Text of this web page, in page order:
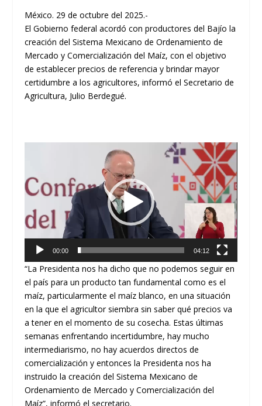
México. 29 de octubre del 2025.-
El Gobierno federal acordó con productores del Bajío la
creación del Sistema Mexicano de Ordenamiento de
Mercado y Comercialización del Maíz, con el objetivo
de establecer precios de referencia y brindar mayor
certidumbre a los agricultores, informó el Secretario de
Agricultura, Julio Berdegué.
vídeo
00:00 04:12
“La Presidenta nos ha dicho que no podemos seguir en
el país para un producto tan fundamental como es el
maíz, particularmente el maíz blanco, en una situación
en la que el agricultor siembra sin saber qué precios va
a tener en el momento de su cosecha. Estas últimas
semanas enfrentando incertidumbre, hay mucho
intermediarismo, no hay acuerdos directos de
comercialización y entonces la Presidenta nos ha
instruido la creación del Sistema Mexicano de
Ordenamiento de Mercado y Comercialización del
Maíz”, informó el secretario.